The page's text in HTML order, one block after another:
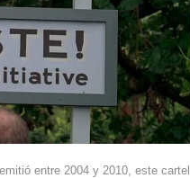
entre 2004 y 2010, este cartel